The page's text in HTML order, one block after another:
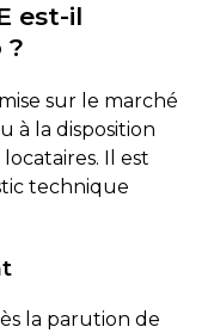
est-il
?
sur le marché
à la disposition
Il est
technique
la parution de